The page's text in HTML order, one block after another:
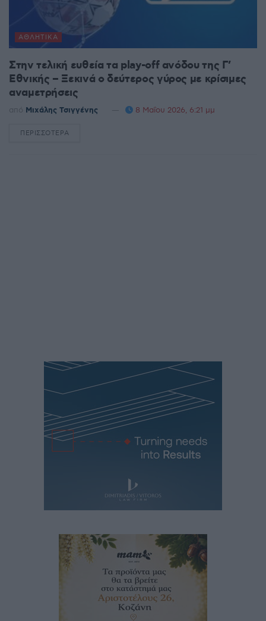
ΑΘΛΗΤΙΚΆ
Στην τελική ευθεία τα play-off ανόδου της Γ’
Εθνικής – Ξεκινά ο δεύτερος γύρος με κρίσιμες
αναμετρήσεις
από Μιχάλης Τσιγγένης 8 Μαΐου 2026, 6:21 μμ
ΠΕΡΙΣΣΌΤΕΡΑ